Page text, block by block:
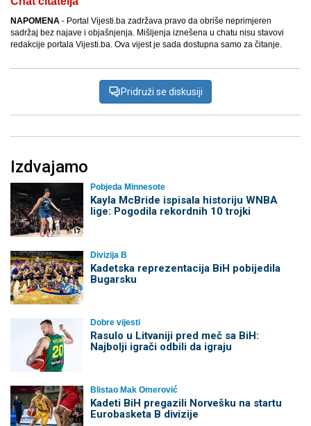
NAPOMENA - Portal Vijesti.ba zadržava pravo da obriše neprimjeren
sadržaj bez najave i objašnjenja. Mišljenja iznešena u chatu nisu stavovi
redakcije portala Vijesti.ba. Ova vijest je sada dostupna samo za čitanje.
Pridruži se diskusiji
Izdvajamo
Pobjeda Minnesote
Kayla McBride ispisala historiju WNBA
lige: Pogodila rekordnih 10 trojki
Divizija B
Kadetska reprezentacija BiH pobijedila
Bugarsku
Dobre vijesti
Rasulo u Litvaniji pred meč sa BiH:
Najbolji igrači odbili da igraju
Blistao Mak Omerović
Kadeti BiH pregazili Norvešku na startu
Eurobasketa B divizije